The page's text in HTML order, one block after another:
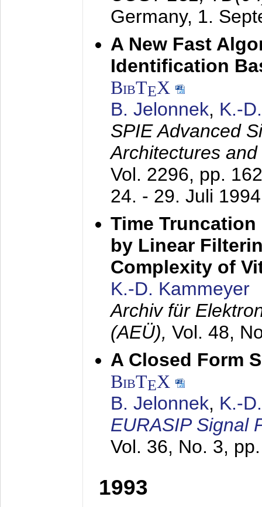
Germany, 1.
A New Fast
Identification
BibTEX
B. Jelonnek, K.-
SPIE Advanced
Architectures
Vol. 2296, pp.
24. - 29. Juli 1994
Time
by Linear
Complexity of
K.-D. Kammeyer
Archiv für
(AEÜ), Vol. 48,
A Closed Form
BibTEX
B. Jelonnek, K.-
EURASIP Signal
Vol. 36, No. 3,
1993